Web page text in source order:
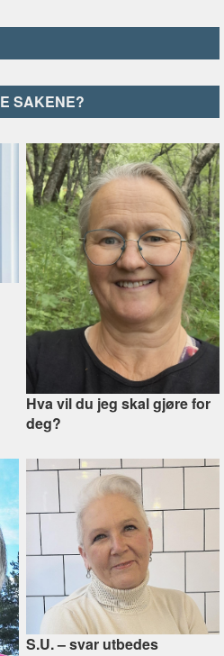
SAKENE?
Hva vil du jeg skal gjøre for
deg?
S.U. –⁠ svar utbedes